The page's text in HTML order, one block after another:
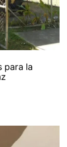
para la